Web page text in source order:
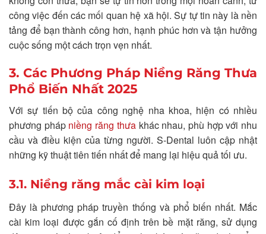
công việc đến các mối quan hệ xã hội. Sự tự tin này là nền
tảng để bạn thành công hơn, hạnh phúc hơn và tận hưởng
cuộc sống một cách trọn vẹn nhất.
3. Các Phương Pháp Niềng Răng Thưa
Phổ Biến Nhất 2025
Với sự tiến bộ của công nghệ nha khoa, hiện có nhiều
phương pháp niềng răng thưakhác nhau, phù hợp với nhu
cầu và điều kiện của từng người. S-Dental luôn cập nhật
những kỹ thuật tiên tiến nhất để mang lại hiệu quả tối ưu.
3.1. Niềng răng mắc cài kim loại
Đây là phương pháp truyền thống và phổ biến nhất. Mắc
cài kim loại được gắn cố định trên bề mặt răng, sử dụng